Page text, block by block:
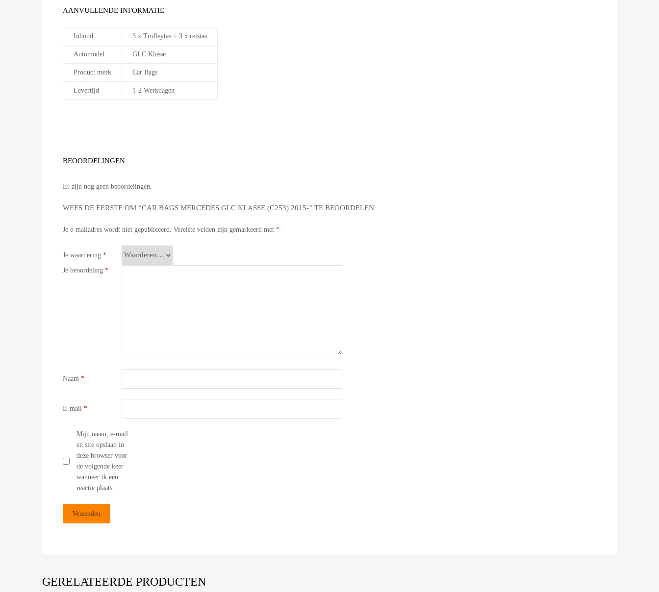
AANVULLENDE INFORMATIE
Inhoud 3 x Trolleytas + 3 x reistas
Automodel GLC Klasse
Product merk Car Bags
Levertijd 1-2 Werkdagen
BEOORDELINGEN
Er zijn nog geen beoordelingen.
WEES DE EERSTE OM “CAR BAGS MERCEDES GLC KLASSE (C253) 2015-” TE BEOORDELEN
Je e-mailadres wordt niet gepubliceerd. Vereiste velden zijn gemarkeerd met *
Je waardering *
Je beoordeling *
Naam *
E-mail *
Mijn naam, e-mail
en site opslaan in
deze browser voor
de volgende keer
wanneer ik een
reactie plaats.
GERELATEERDE PRODUCTEN